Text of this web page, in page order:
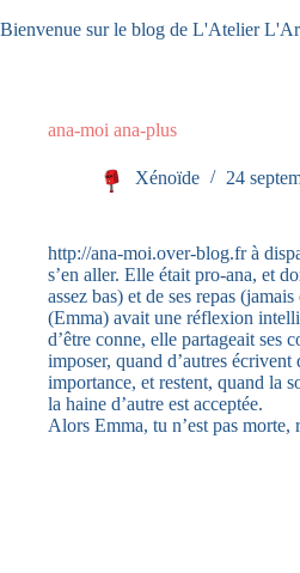
au
Bienvenue sur le blog de L'Atelier
ana-moi ana-plus
Xénoïde 24
http://ana-moi.over-blog.fr à
s’en aller. Elle était pro-ana, et
assez bas) et de ses repas
(Emma) avait une réflexion
d’être conne, elle partageait ses
imposer, quand d’autres écrivent
importance, et restent, quand la
la haine d’autre est acceptée.
Alors Emma, tu n’est pas morte,